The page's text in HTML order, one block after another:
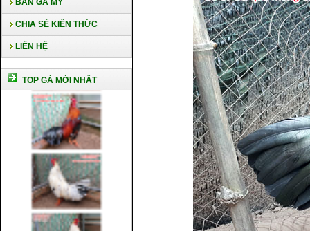
BÁN GÀ MỸ
CHIA SẺ KIẾN THỨC
LIÊN HỆ
TOP GÀ MỚI NHẤT